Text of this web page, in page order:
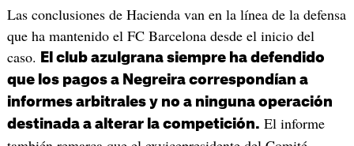
Las conclusiones de Hacienda van en la línea de la defensa
que ha mantenido el FC Barcelona desde el inicio del
caso.
El club azulgrana siempre ha defendido
que los pagos a Negreira correspondían a
informes arbitrales y no a ninguna operación
destinada a alterar la competición. El informe